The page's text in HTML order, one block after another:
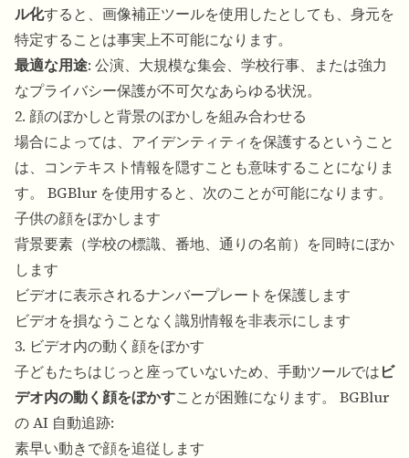
ル化すると、画像補正ツールを使用したとしても、身元を
特定することは事実上不可能になります。
最適な用途: 公演、大規模な集会、学校行事、または強力
なプライバシー保護が不可欠なあらゆる状況。
2. 顔のぼかしと背景のぼかしを組み合わせる
場合によっては、アイデンティティを保護するということ
は、コンテキスト情報を隠すことも意味することになりま
す。 BGBlur を使用すると、次のことが可能になります。
子供の顔をぼかします
背景要素（学校の標識、番地、通りの名前）を同時にぼか
します
ビデオに表示されるナンバープレートを保護します
ビデオを損なうことなく識別情報を非表示にします
3. ビデオ内の動く顔をぼかす
子どもたちはじっと座っていないため、手動ツールではビ
デオ内の動く顔をぼかすことが困難になります。 BGBlur
の AI 自動追跡:
素早い動きで顔を追従します